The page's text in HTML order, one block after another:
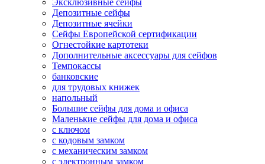
Эксклюзивные сейфы
Депозитные сейфы
Депозитные ячейки
Сейфы Европейской сертификации
Огнестойкие картотеки
Дополнительные аксессуары для сейфов
Темпокассы
банковские
для трудовых книжек
напольный
Большие сейфы для дома и офиса
Маленькие сейфы для дома и офиса
с ключом
с кодовым замком
с механическим замком
с электронным замком